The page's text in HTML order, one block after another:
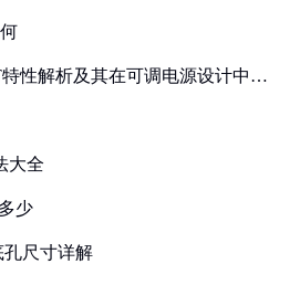
性解析及其在可调电源设计中的
大全
少
孔尺寸详解